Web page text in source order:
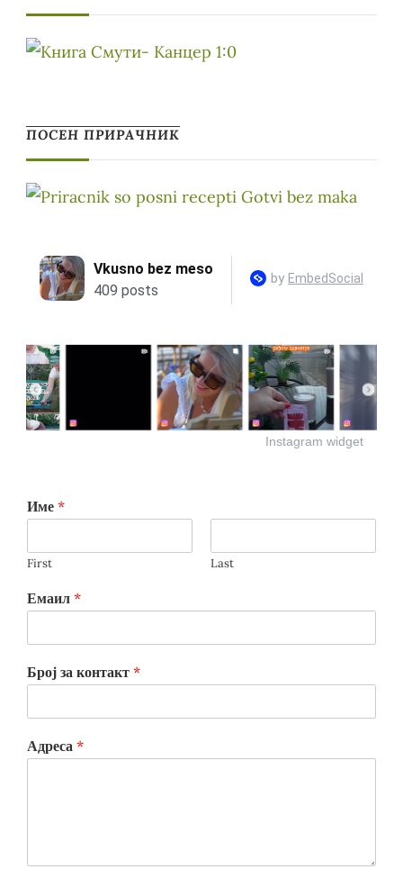
ПОСЕН ПРИРАЧНИК
Instagram widget
Име *
First Last
Емаил *
Број за контакт *
Адреса *